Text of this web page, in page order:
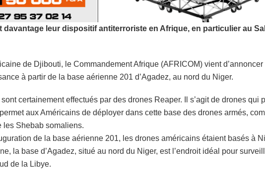
davantage leur dispositif antiterroriste en Afrique, en particulier au
de Djibouti, le Commandement Afrique (AFRICOM) vient
à partir de la base aérienne 201 d’Agadez, au nord du Niger.
certainement effectués par des drones Reaper. Il s’agit de drones
aux Américains de déployer dans cette base des drones armés,
les Shebab somaliens.
de la base aérienne 201, les drones américains étaient basés à
la base d’Agadez, situé au nord du Niger, est l’endroit idéal pour
de la Libye.